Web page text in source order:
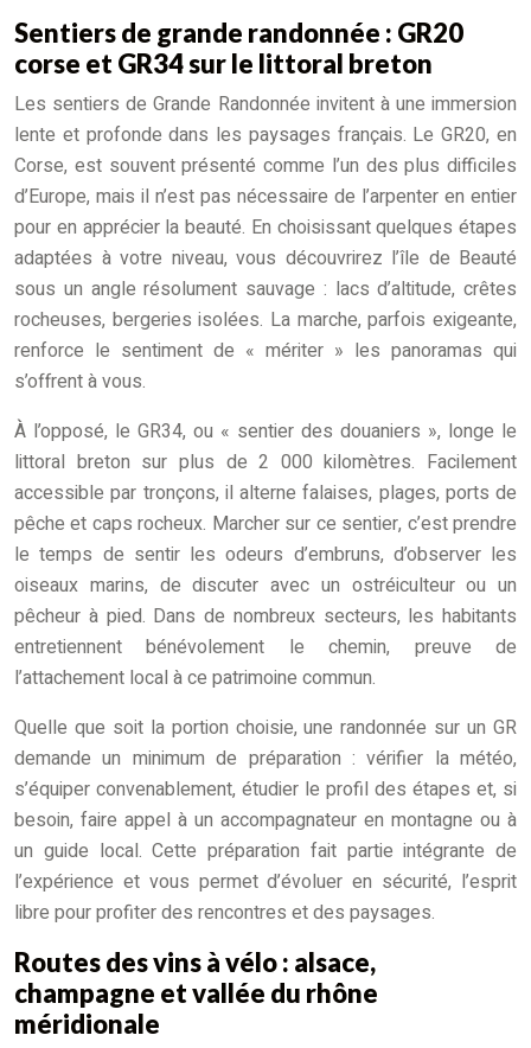
Sentiers de grande randonnée : GR20
corse et GR34 sur le littoral breton
Les sentiers de Grande Randonnée invitent à une immersion
lente et profonde dans les paysages français. Le GR20, en
Corse, est souvent présenté comme l’un des plus difficiles
d’Europe, mais il n’est pas nécessaire de l’arpenter en entier
pour en apprécier la beauté. En choisissant quelques étapes
adaptées à votre niveau, vous découvrirez l’île de Beauté
sous un angle résolument sauvage : lacs d’altitude, crêtes
rocheuses, bergeries isolées. La marche, parfois exigeante,
renforce le sentiment de « mériter » les panoramas qui
s’offrent à vous.
À l’opposé, le GR34, ou « sentier des douaniers », longe le
littoral breton sur plus de 2 000 kilomètres. Facilement
accessible par tronçons, il alterne falaises, plages, ports de
pêche et caps rocheux. Marcher sur ce sentier, c’est prendre
le temps de sentir les odeurs d’embruns, d’observer les
oiseaux marins, de discuter avec un ostréiculteur ou un
pêcheur à pied. Dans de nombreux secteurs, les habitants
entretiennent bénévolement le chemin, preuve de
l’attachement local à ce patrimoine commun.
Quelle que soit la portion choisie, une randonnée sur un GR
demande un minimum de préparation : vérifier la météo,
s’équiper convenablement, étudier le profil des étapes et, si
besoin, faire appel à un accompagnateur en montagne ou à
un guide local. Cette préparation fait partie intégrante de
l’expérience et vous permet d’évoluer en sécurité, l’esprit
libre pour profiter des rencontres et des paysages.
Routes des vins à vélo : alsace,
champagne et vallée du rhône
méridionale